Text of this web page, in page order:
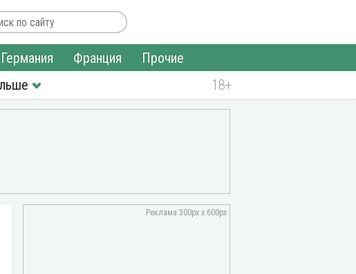
Германия Франция
Прочие